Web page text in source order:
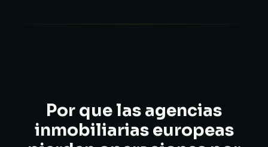
Por que las agencias
inmobiliarias europeas